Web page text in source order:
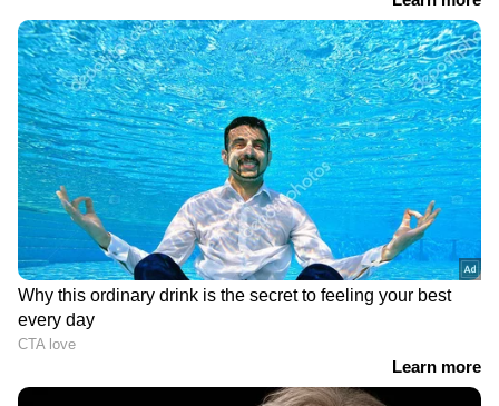
കേരളത്തിലെ എല്ലാ വാർത്തകൾKerala
Newsഅറിയാൻ എപ്പോഴും ഏഷ്യാനെറ്റ്
ന്യൂസ് വാർത്തകൾ.Malayalam News
തത്സമയ അപ്‌ഡേറ്റുകളും ആഴത്തിലുള്ള
വിശകലനവും സമഗ്രമായ റിപ്പോർട്ടിംഗും —
എല്ലാം ഒരൊറ്റ സ്ഥലത്ത്. ഏത് സമയത്തും,
എവിടെയും വിശ്വസനീയമായ വാർത്തകൾ
ലഭിക്കാൻAsianet News Malayalam